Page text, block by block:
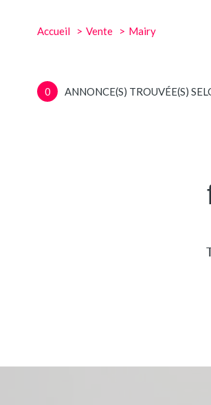
Accueil Vente Mairy
0 ANNONCE(S) TROUVÉE(S)